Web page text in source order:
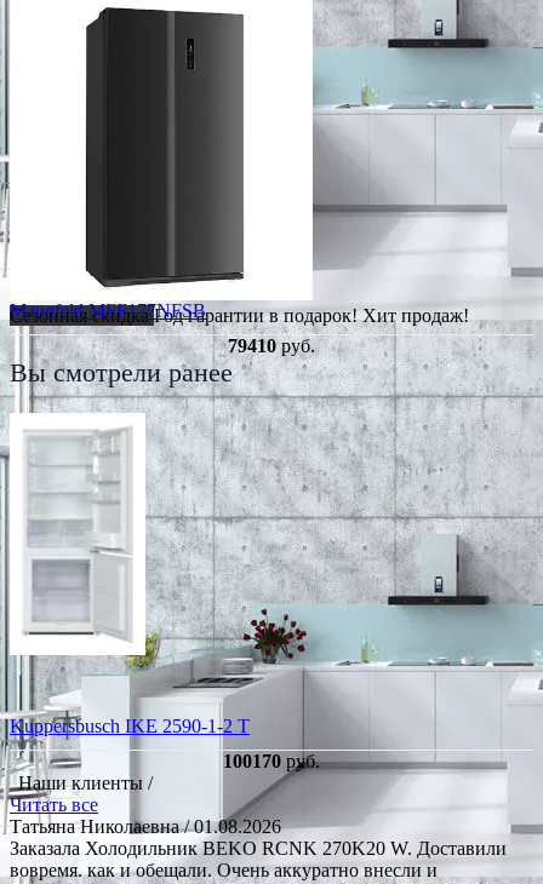
Сезонная скидкаГод гарантии в подарок!Хит продаж!
Maunfeld MFF177NFSB
79410руб.
Вы смотрели ранее
Kuppersbusch IKE 2590-1-2 T
100170 руб.
Наши клиенты /
Читать все
Татьяна Николаевна/ 01.08.2026
Заказала Холодильник BEKO RCNK 270K20 W. Доставили
вовремя. как и обещали. Очень аккуратно внесли и